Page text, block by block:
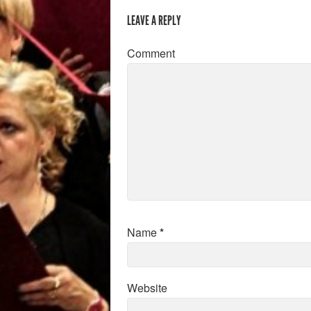
LEAVE A REPLY
Comment
Name*
Website